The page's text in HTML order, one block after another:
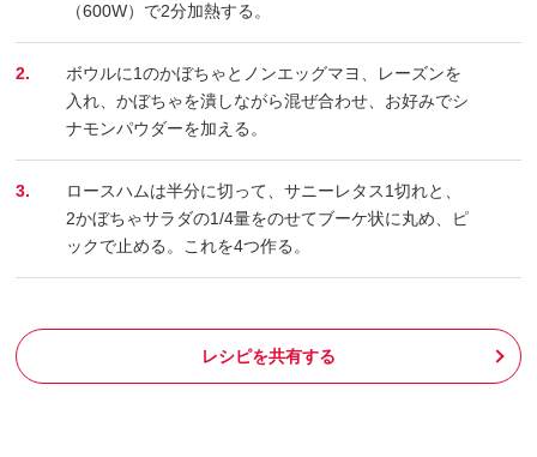
（600W）で2分加熱する。
2.
ボウルに1のかぼちゃとノンエッグマヨ、レーズンを
入れ、かぼちゃを潰しながら混ぜ合わせ、お好みでシ
ナモンパウダーを加える。
3.
ロースハムは半分に切って、サニーレタス1切れと、
2かぼちゃサラダの1/4量をのせてブーケ状に丸め、ピ
ックで止める。これを4つ作る。
レシピを共有する